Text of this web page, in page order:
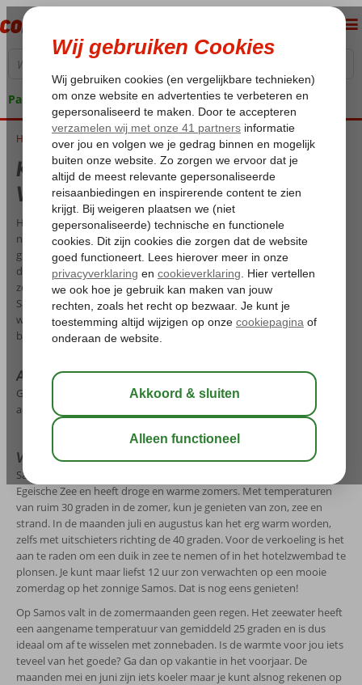
Pakketgarantie
Home Klimaat en temperatuur op Samos - Wat is het weer op Samos?
Klimaat en temperatuur op Samos -
Wat is het weer op Samos?
Heb je besloten om op vakantie te gaan naar Samos? Dan wil je
natuurlijk verzekerd zijn van mooi weer. In de onderstaande
grafieken zie je alle informatie over dit Griekse eiland. Bijvoorbeeld
de gemiddelde temperatuur, het aantal zonuren, de gemiddelde
zeetemperatuur en eventuele neerslag. Heb je een last minute naar
Samos geboekt? Kijk dan onder het kopje ‘actuele
weersverwachting’. Daar zie je hoe het weer op dit moment op je
bestemming is.
Actuele weersverwachting Samos
Ga je binnenkort op vakantie naar Samos? Check dan hieronder het
actuele weerbericht.
Weer Samos in de zomermaanden
Samos staat bekend vanwege het zonnige klimaat. Het ligt in de
Egeische Zee en heeft droge en warme zomers. Met temperaturen
van ruim 30 graden in de zomer, kun je genieten van zon, zee en
strand. In de maanden juli en augustus kan het erg warm worden,
zelfs met uitschieters richting de 40 graden. Voor de verkoeling is het
aan te raden om een duik in zee te nemen of in het hotelzwembad te
plonsen. Je kunt maar liefst 12 uur zon verwachten op een mooie
zomerdag op het zonnige Samos. Dat is nog eens genieten!
Op Samos valt in de zomermaanden geen regen. Het zeewater heeft
een aangename temperatuur van gemiddeld 25 graden en is dus
ideaal om af te wisselen met zonnebaden. Is de warmte voor jou iets
teveel van het goede? Ga dan op vakantie in het voorjaar. De
maanden mei en juni zijn iets koeler maar je kunt alsnog rekenen op